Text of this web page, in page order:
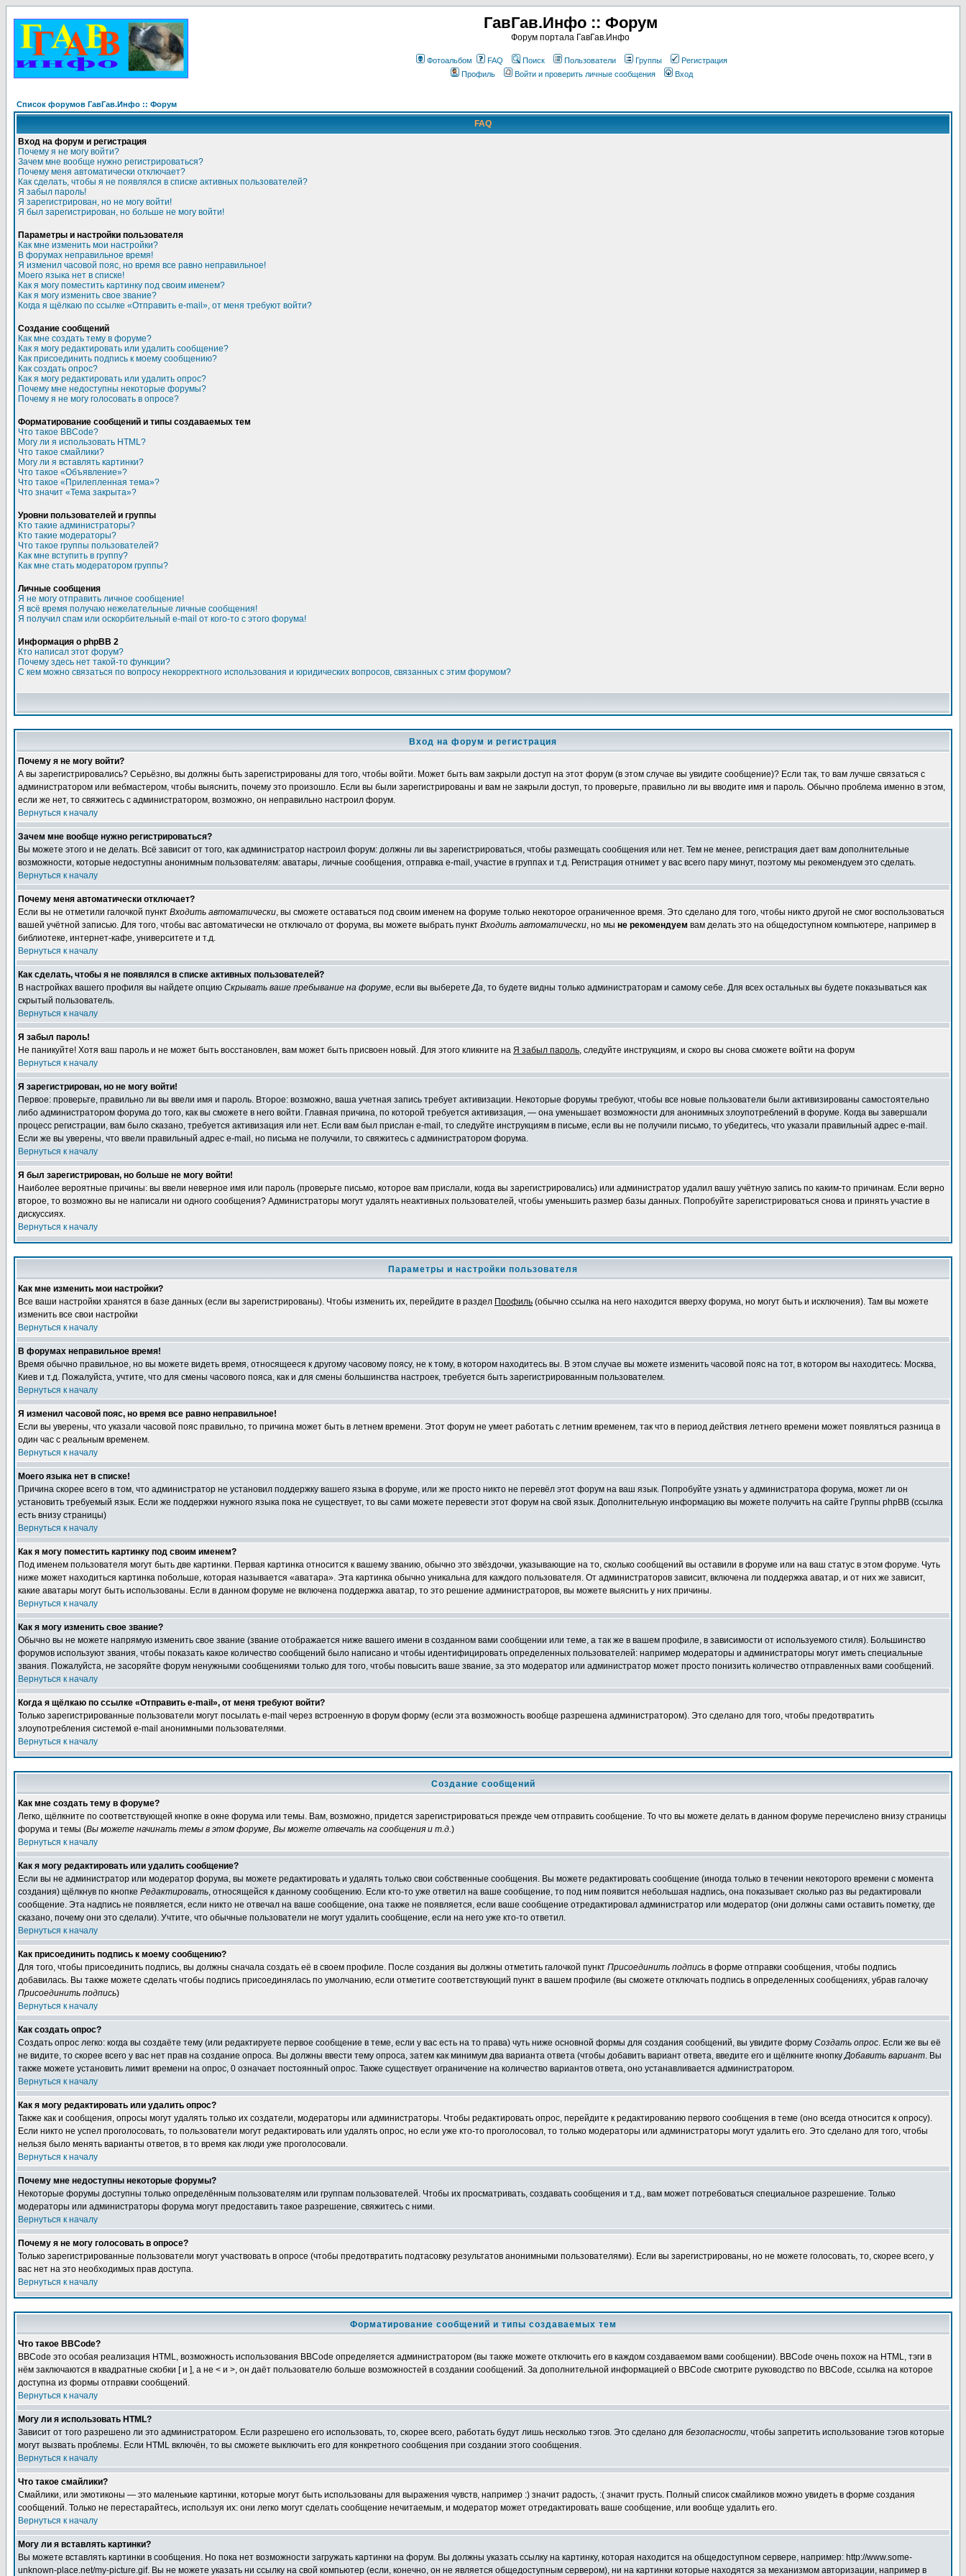
ГавГав.Инфо :: Форум
Форум портала ГавГав.Инфо
Фотоальбом FAQ Поиск Пользователи Группы
Регистрация
Профиль
Войти и проверить личные сообщения Вход
Список форумов ГавГав.Инфо :: Форум
FAQ
Вход на форум и регистрация
Почему я не могу войти?
Зачем мне вообще нужно регистрироваться?
Почему меня автоматически отключает?
Как сделать, чтобы я не появлялся в списке активных пользователей?
Я забыл пароль!
Я зарегистрирован, но не могу войти!
Я был зарегистрирован, но больше не могу войти!
Параметры и настройки пользователя
Как мне изменить мои настройки?
В форумах неправильное время!
Я изменил часовой пояс, но время все равно неправильное!
Моего языка нет в списке!
Как я могу поместить картинку под своим именем?
Как я могу изменить свое звание?
Когда я щёлкаю по ссылке «Отправить e-mail», от меня требуют войти?
Создание сообщений
Как мне создать тему в форуме?
Как я могу редактировать или удалить сообщение?
Как присоединить подпись к моему сообщению?
Как создать опрос?
Как я могу редактировать или удалить опрос?
Почему мне недоступны некоторые форумы?
Почему я не могу голосовать в опросе?
Форматирование сообщений и типы создаваемых тем
Что такое BBCode?
Могу ли я использовать HTML?
Что такое смайлики?
Могу ли я вставлять картинки?
Что такое «Объявление»?
Что такое «Прилепленная тема»?
Что значит «Тема закрыта»?
Уровни пользователей и группы
Кто такие администраторы?
Кто такие модераторы?
Что такое группы пользователей?
Как мне вступить в группу?
Как мне стать модератором группы?
Личные сообщения
Я не могу отправить личное сообщение!
Я всё время получаю нежелательные личные сообщения!
Я получил спам или оскорбительный e-mail от кого-то с этого форума!
Информация о phpBB 2
Кто написал этот форум?
Почему здесь нет такой-то функции?
С кем можно связаться по вопросу некорректного использования и юридических вопросов, связанных с этим форумом?
Вход на форум и регистрация
Почему я не могу войти?
А вы зарегистрировались? Серьёзно, вы должны быть зарегистрированы для того, чтобы войти. Может быть вам закрыли доступ на этот форум (в этом случае вы увидите сообщение)? Если так, то вам лучше связаться с
администратором или вебмастером, чтобы выяснить, почему это произошло. Если вы были зарегистрированы и вам не закрыли доступ, то проверьте, правильно ли вы вводите имя и пароль. Обычно проблема именно в этом,
если же нет, то свяжитесь с администратором, возможно, он неправильно настроил форум.
Вернуться к началу
Зачем мне вообще нужно регистрироваться?
Вы можете этого и не делать. Всё зависит от того, как администратор настроил форум: должны ли вы зарегистрироваться, чтобы размещать сообщения или нет. Тем не менее, регистрация дает вам дополнительные
возможности, которые недоступны анонимным пользователям: аватары, личные сообщения, отправка e-mail, участие в группах и т.д. Регистрация отнимет у вас всего пару минут, поэтому мы рекомендуем это сделать.
Вернуться к началу
Почему меня автоматически отключает?
Если вы не отметили галочкой пункт Входить автоматически, вы сможете оставаться под своим именем на форуме только некоторое ограниченное время. Это сделано для того, чтобы никто другой не смог воспользоваться
вашей учётной записью. Для того, чтобы вас автоматически не отключало от форума, вы можете выбрать пункт Входить автоматически, но мы не рекомендуем вам делать это на общедоступном компьютере, например в
библиотеке, интернет-кафе, университете и т.д.
Вернуться к началу
Как сделать, чтобы я не появлялся в списке активных пользователей?
В настройках вашего профиля вы найдете опцию Скрывать ваше пребывание на форуме, если вы выберетеДа, то будете видны только администраторам и самому себе. Для всех остальных вы будете показываться как
скрытый пользователь.
Вернуться к началу
Я забыл пароль!
Не паникуйте! Хотя ваш пароль и не может быть восстановлен, вам может быть присвоен новый. Для этого кликните на Я забыл пароль, следуйте инструкциям, и скоро вы снова сможете войти на форум
Вернуться к началу
Я зарегистрирован, но не могу войти!
Первое: проверьте, правильно ли вы ввели имя и пароль. Второе: возможно, ваша учетная запись требует активизации. Некоторые форумы требуют, чтобы все новые пользователи были активизированы самостоятельно
либо администратором форума до того, как вы сможете в него войти. Главная причина, по которой требуется активизация, — она уменьшает возможности для анонимных злоупотреблений в форуме. Когда вы завершали
процесс регистрации, вам было сказано, требуется активизация или нет. Если вам был прислан e-mail, то следуйте инструкциям в письме, если вы не получили письмо, то убедитесь, что указали правильный адрес e-mail.
Если же вы уверены, что ввели правильный адрес e-mail, но письма не получили, то свяжитесь с администратором форума.
Вернуться к началу
Я был зарегистрирован, но больше не могу войти!
Наиболее вероятные причины: вы ввели неверное имя или пароль (проверьте письмо, которое вам прислали, когда вы зарегистрировались) или администратор удалил вашу учётную запись по каким-то причинам. Если верно
второе, то возможно вы не написали ни одного сообщения? Администраторы могут удалять неактивных пользователей, чтобы уменьшить размер базы данных. Попробуйте зарегистрироваться снова и принять участие в
дискуссиях.
Вернуться к началу
Параметры и настройки пользователя
Как мне изменить мои настройки?
Все ваши настройки хранятся в базе данных (если вы зарегистрированы). Чтобы изменить их, перейдите в раздел Профиль (обычно ссылка на него находится вверху форума, но могут быть и исключения). Там вы можете
изменить все свои настройки
Вернуться к началу
В форумах неправильное время!
Время обычно правильное, но вы можете видеть время, относящееся к другому часовому поясу, не к тому, в котором находитесь вы. В этом случае вы можете изменить часовой пояс на тот, в котором вы находитесь: Москва,
Киев и т.д. Пожалуйста, учтите, что для смены часового пояса, как и для смены большинства настроек, требуется быть зарегистрированным пользователем.
Вернуться к началу
Я изменил часовой пояс, но время все равно неправильное!
Если вы уверены, что указали часовой пояс правильно, то причина может быть в летнем времени. Этот форум не умеет работать с летним временем, так что в период действия летнего времени может появляться разница в
один час с реальным временем.
Вернуться к началу
Моего языка нет в списке!
Причина скорее всего в том, что администратор не установил поддержку вашего языка в форуме, или же просто никто не перевёл этот форум на ваш язык. Попробуйте узнать у администратора форума, может ли он
установить требуемый язык. Если же поддержки нужного языка пока не существует, то вы сами можете перевести этот форум на свой язык. Дополнительную информацию вы можете получить на сайте Группы phpBB (ссылка
есть внизу страницы)
Вернуться к началу
Как я могу поместить картинку под своим именем?
Под именем пользователя могут быть две картинки. Первая картинка относится к вашему званию, обычно это звёздочки, указывающие на то, сколько сообщений вы оставили в форуме или на ваш статус в этом форуме. Чуть
ниже может находиться картинка побольше, которая называется «аватара». Эта картинка обычно уникальна для каждого пользователя. От администраторов зависит, включена ли поддержка аватар, и от них же зависит,
какие аватары могут быть использованы. Если в данном форуме не включена поддержка аватар, то это решение администраторов, вы можете выяснить у них причины.
Вернуться к началу
Как я могу изменить свое звание?
Обычно вы не можете напрямую изменить свое звание (звание отображается ниже вашего имени в созданном вами сообщении или теме, а так же в вашем профиле, в зависимости от используемого стиля). Большинство
форумов используют звания, чтобы показать какое количество сообщений было написано и чтобы идентифицировать определенных пользователей: например модераторы и администраторы могут иметь специальные
звания. Пожалуйста, не засоряйте форум ненужными сообщениями только для того, чтобы повысить ваше звание, за это модератор или администратор может просто понизить количество отправленных вами сообщений.
Вернуться к началу
Когда я щёлкаю по ссылке «Отправить e-mail», от меня требуют войти?
Только зарегистрированные пользователи могут посылать e-mail через встроенную в форум форму (если эта возможность вообще разрешена администратором). Это сделано для того, чтобы предотвратить
злоупотребления системой e-mail анонимными пользователями.
Вернуться к началу
Создание сообщений
Как мне создать тему в форуме?
Легко, щёлкните по соответствующей кнопке в окне форума или темы. Вам, возможно, придется зарегистрироваться прежде чем отправить сообщение. То что вы можете делать в данном форуме перечислено внизу страницы
форума и темы (Вы можете начинать темы в этом форуме, Вы можете отвечать на сообщения и т.д.)
Вернуться к началу
Как я могу редактировать или удалить сообщение?
Если вы не администратор или модератор форума, вы можете редактировать и удалять только свои собственные сообщения. Вы можете редактировать сообщение (иногда только в течении некоторого времени с момента
создания) щёлкнув по кнопке Редактировать, относящейся к данному сообщению. Если кто-то уже ответил на ваше сообщение, то под ним появится небольшая надпись, она показывает сколько раз вы редактировали
сообщение. Эта надпись не появляется, если никто не отвечал на ваше сообщение, она также не появляется, если ваше сообщение отредактировал администратор или модератор (они должны сами оставить пометку, где
сказано, почему они это сделали). Учтите, что обычные пользователи не могут удалить сообщение, если на него уже кто-то ответил.
Вернуться к началу
Как присоединить подпись к моему сообщению?
Для того, чтобы присоединить подпись, вы должны сначала создать её в своем профиле. После создания вы должны отметить галочкой пункт Присоединить подпись в форме отправки сообщения, чтобы подпись
добавилась. Вы также можете сделать чтобы подпись присоединялась по умолчанию, если отметите соответствующий пункт в вашем профиле (вы сможете отключать подпись в определенных сообщениях, убрав галочку
Присоединить подпись)
Вернуться к началу
Как создать опрос?
Создать опрос легко: когда вы создаёте тему (или редактируете первое сообщение в теме, если у вас есть на то права) чуть ниже основной формы для создания сообщений, вы увидите форму Создать опрос. Если же вы её
не видите, то скорее всего у вас нет прав на создание опроса. Вы должны ввести тему опроса, затем как минимум два варианта ответа (чтобы добавить вариант ответа, введите его и щёлкните кнопкуДобавить вариант. Вы
также можете установить лимит времени на опрос, 0 означает постоянный опрос. Также существует ограничение на количество вариантов ответа, оно устанавливается администратором.
Вернуться к началу
Как я могу редактировать или удалить опрос?
Также как и сообщения, опросы могут удалять только их создатели, модераторы или администраторы. Чтобы редактировать опрос, перейдите к редактированию первого сообщения в теме (оно всегда относится к опросу).
Если никто не успел проголосовать, то пользователи могут редактировать или удалять опрос, но если уже кто-то проголосовал, то только модераторы или администраторы могут удалить его. Это сделано для того, чтобы
нельзя было менять варианты ответов, в то время как люди уже проголосовали.
Вернуться к началу
Почему мне недоступны некоторые форумы?
Некоторые форумы доступны только определённым пользователям или группам пользователей. Чтобы их просматривать, создавать сообщения и т.д., вам может потребоваться специальное разрешение. Только
модераторы или администраторы форума могут предоставить такое разрешение, свяжитесь с ними.
Вернуться к началу
Почему я не могу голосовать в опросе?
Только зарегистрированные пользователи могут участвовать в опросе (чтобы предотвратить подтасовку результатов анонимными пользователями). Если вы зарегистрированы, но не можете голосовать, то, скорее всего, у
вас нет на это необходимых прав доступа.
Вернуться к началу
Форматирование сообщений и типы создаваемых тем
Что такое BBCode?
BBCode это особая реализация HTML, возможность использования BBCode определяется администратором (вы также можете отключить его в каждом создаваемом вами сообщении). BBCode очень похож на HTML, тэги в
нём заключаются в квадратные скобки [ и ], а не < и >, он даёт пользователю больше возможностей в создании сообщений. За дополнительной информацией о BBCode смотрите руководство по BBCode, ссылка на которое
доступна из формы отправки сообщений.
Вернуться к началу
Могу ли я использовать HTML?
Зависит от того разрешено ли это администратором. Если разрешено его использовать, то, скорее всего, работать будут лишь несколько тэгов. Это сделано для безопасности, чтобы запретить использование тэгов которые
могут вызвать проблемы. Если HTML включён, то вы сможете выключить его для конкретного сообщения при создании этого сообщения.
Вернуться к началу
Что такое смайлики?
Смайлики, или эмотиконы — это маленькие картинки, которые могут быть использованы для выражения чувств, например :) значит радость, :( значит грусть. Полный список смайликов можно увидеть в форме создания
сообщений. Только не перестарайтесь, используя их: они легко могут сделать сообщение нечитаемым, и модератор может отредактировать ваше сообщение, или вообще удалить его.
Вернуться к началу
Могу ли я вставлять картинки?
Вы можете вставлять картинки в сообщения. Но пока нет возможности загружать картинки на форум. Вы должны указать ссылку на картинку, которая находится на общедоступном сервере, например: http://www.some-
unknown-place.net/my-picture.gif. Вы не можете указать ни ссылку на свой компьютер (если, конечно, он не является общедоступным сервером), ни на картинки которые находятся за механизмом авторизации, например в